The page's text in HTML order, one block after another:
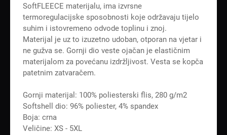
SoftFLEECE materijalu, ima izvrsne
termoregulacijske sposobnosti koje održavaju tijelo
suhim i istovremeno odvode toplinu i znoj.
Materijal je uz to izuzetno udoban, otporan na vjetar i
ne gužva se. Gornji dio veste ojačan je elastičnim
materijalom za povećanu izdržljivost. Vesta se kopča
patetnim zatvaračem.
Gornji materijal: 100% poliesterski flis, 280 g/m2
Softshell dio: 96% poliester, 4% spandex
Boja: crna
Veličine: XS - 5XL